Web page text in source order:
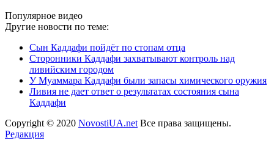
Популярное видео
Другие новости по теме:
Сын Каддафи пойдёт по стопам отца
Сторонники Каддафи захватывают контроль над
ливийским городом
У Муаммара Каддафи были запасы химического оружия
Ливия не дает ответ о результатах состояния сына
Каддафи
Copyright © 2020 NovostiUA.net Все права защищены.
Редакция